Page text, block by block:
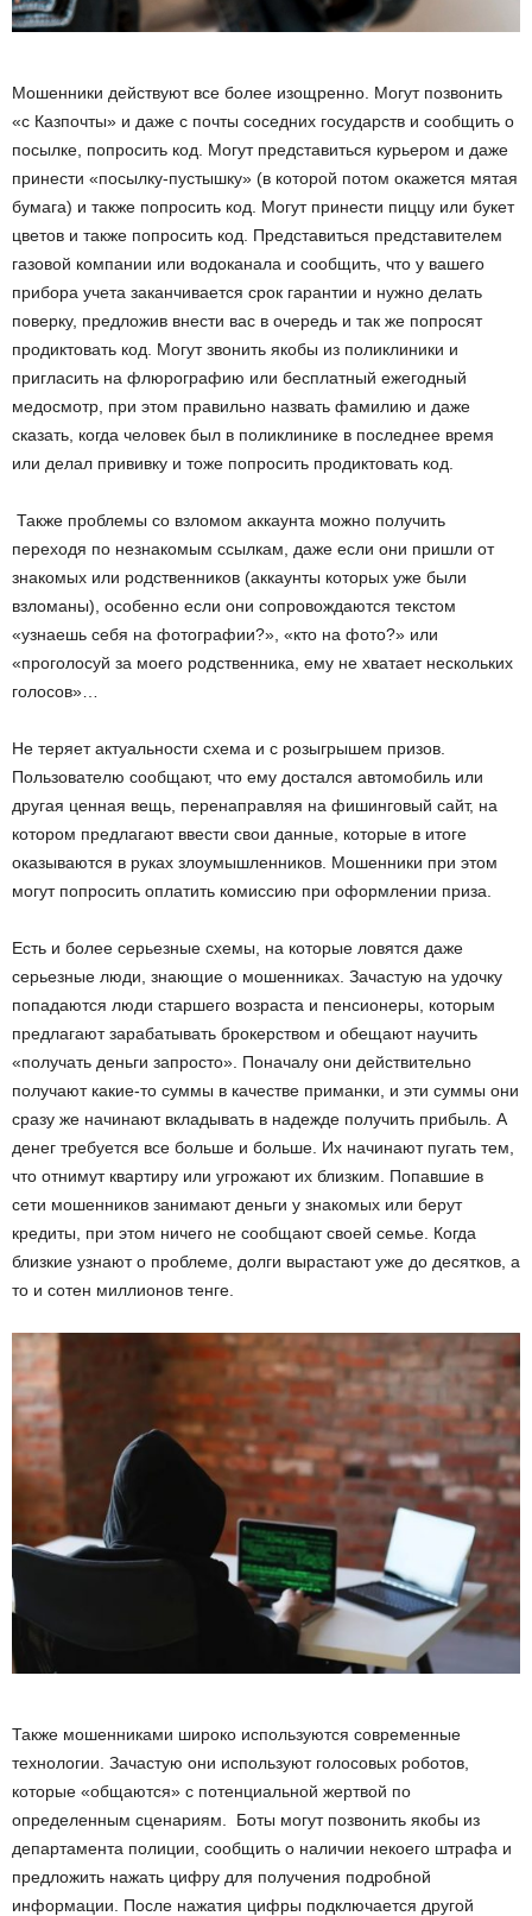
Мошенники действуют все более изощренно. Могут позвонить
«с Казпочты» и даже с почты соседних государств и сообщить о
посылке, попросить код. Могут представиться курьером и даже
принести «посылку-пустышку» (в которой потом окажется мятая
бумага) и также попросить код. Могут принести пиццу или букет
цветов и также попросить код. Представиться представителем
газовой компании или водоканала и сообщить, что у вашего
прибора учета заканчивается срок гарантии и нужно делать
поверку, предложив внести вас в очередь и так же попросят
продиктовать код. Могут звонить якобы из поликлиники и
пригласить на флюрографию или бесплатный ежегодный
медосмотр, при этом правильно назвать фамилию и даже
сказать, когда человек был в поликлинике в последнее время
или делал прививку и тоже попросить продиктовать код.
Также проблемы со взломом аккаунта можно получить
переходя по незнакомым ссылкам, даже если они пришли от
знакомых или родственников (аккаунты которых уже были
взломаны), особенно если они сопровождаются текстом
«узнаешь себя на фотографии?», «кто на фото?» или
«проголосуй за моего родственника, ему не хватает нескольких
голосов»…
Не теряет актуальности схема и с розыгрышем призов.
Пользователю сообщают, что ему достался автомобиль или
другая ценная вещь, перенаправляя на фишинговый сайт, на
котором предлагают ввести свои данные, которые в итоге
оказываются в руках злоумышленников. Мошенники при этом
могут попросить оплатить комиссию при оформлении приза.
Есть и более серьезные схемы, на которые ловятся даже
серьезные люди, знающие о мошенниках. Зачастую на удочку
попадаются люди старшего возраста и пенсионеры, которым
предлагают зарабатывать брокерством и обещают научить
«получать деньги запросто». Поначалу они действительно
получают какие-то суммы в качестве приманки, и эти суммы они
сразу же начинают вкладывать в надежде получить прибыль. А
денег требуется все больше и больше. Их начинают пугать тем,
что отнимут квартиру или угрожают их близким. Попавшие в
сети мошенников занимают деньги у знакомых или берут
кредиты, при этом ничего не сообщают своей семье. Когда
близкие узнают о проблеме, долги вырастают уже до десятков, а
то и сотен миллионов тенге.
Также мошенниками широко используются современные
технологии. Зачастую они используют голосовых роботов,
которые «общаются» с потенциальной жертвой по
определенным сценариям. Боты могут позвонить якобы из
департамента полиции, сообщить о наличии некоего штрафа и
предложить нажать цифру для получения подробной
информации. После нажатия цифры подключается другой